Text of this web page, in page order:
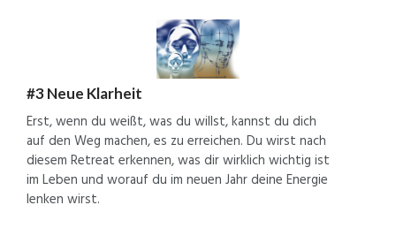
#3 Neue Klarheit
Erst, wenn du weißt, was du willst, kannst du dich
auf den Weg machen, es zu erreichen. Du wirst nach
diesem Retreat erkennen, was dir wirklich wichtig ist
im Leben und worauf du im neuen Jahr deine Energie
lenken wirst.